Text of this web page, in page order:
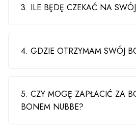
3. ILE BĘDĘ CZEKAĆ NA
4. GDZIE OTRZYMAM SWÓJ
5. CZY MOGĘ ZAPŁACIĆ ZA
BONEM NUBBE?